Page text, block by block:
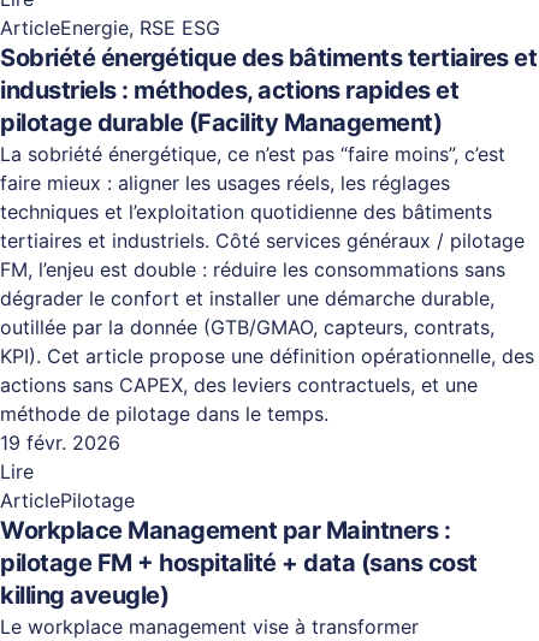
ArticleEnergie, RSE ESG
Sobriété énergétique des bâtiments tertiaires et
industriels : méthodes, actions rapides et
pilotage durable (Facility Management)
La sobriété énergétique, ce n’est pas “faire moins”, c’est
faire mieux : aligner les usages réels, les réglages
techniques et l’exploitation quotidienne des bâtiments
tertiaires et industriels. Côté services généraux / pilotage
FM, l’enjeu est double : réduire les consommations sans
dégrader le confort et installer une démarche durable,
outillée par la donnée (GTB/GMAO, capteurs, contrats,
KPI). Cet article propose une définition opérationnelle, des
actions sans CAPEX, des leviers contractuels, et une
méthode de pilotage dans le temps.
19 févr. 2026
Lire
ArticlePilotage
Workplace Management par Maintners :
pilotage FM + hospitalité + data (sans cost
killing aveugle)
Le workplace management vise à transformer